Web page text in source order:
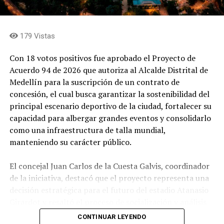
expresó el gobernador de Antioquia.
destinados por la Dirección de Personas Mayores de la
población en Yolombó. Los recursos permitieron
adquirir ayudas geriátricas, dotar el Centro de
Protección Social para el Adulto Mayor (CPSAM) y
desarrollar actividades artísticas, recreativas y de
funcionalidad que promueven el bienestar, la
participación y el envejecimiento activo.
Educación
179 Vistas
Con 18 votos positivos fue aprobado el Proyecto de
Acuerdo 94 de 2026 que autoriza al Alcalde Distrital de
Medellín para la suscripción de un contrato de
concesión, el cual busca garantizar la sostenibilidad del
principal escenario deportivo de la ciudad, fortalecer su
capacidad para albergar grandes eventos y consolidarlo
como una infraestructura de talla mundial,
manteniendo su carácter público.
El concejal Juan Carlos de la Cuesta Galvis, coordinador
de la iniciativa, destacó que el proyecto representa una
adelantado por el Concejo durante su estudio.
CONTINUAR LEYENDO